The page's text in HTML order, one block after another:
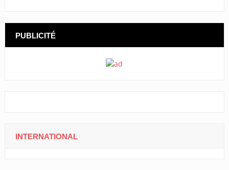
PUBLICITÉ
INTERNATIONAL